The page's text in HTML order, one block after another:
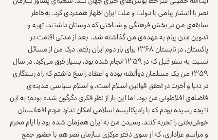
نصر با انتشار پیامی با دولت و ملت ایران اظهار همدردی کرد. به‌خاطر
سابقه‌ی من در بخش فرهنگی و شناختی که دوستان داشتند، تهیه و
تدوین متن پیام به عهده‌ی من گذاشته شد. بعد از مدتی اقامت در
پاکستان، در تابستان ۱۳۶۸ برای بار دوم ایران رفتم. درک من از مسائل
نسبت به سفر قبل که در ۱۳۵۹ انجام شده بود، بسیار فرق می‌کرد. در سال
۱۳۵۹ من یک مسلمان دوآتشه بوده و اعتقاد راسخ داشتم که راه رستگاری
در دنیا و آخرت در تحقق قوانین اسلام است، و اسلام سیاسی مدینه‌ی
فاضله‌ی افلاطونی من بود. اما این بار از نظر فکری دگرگون شده بودم؛ به این
نتیجه رسیده بودم که با رادیکالیسم اسلامی امکان ندارد مردم افغانستان
خوش‌بختی را تجربه کنند. رسیدن من به ایران هم‌زمان شده بود با ایام محرم
و مراسم عزاداری، که از سوی دفتر مرکزی سازمان نصر هم با حضور جمع